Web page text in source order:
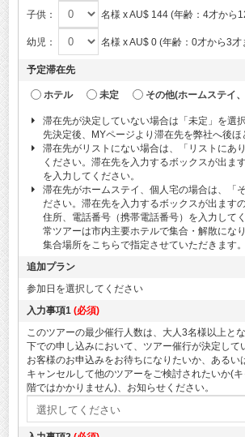
子供： 名様 x AU$ 144 (年齢：4才から
幼児： 名様 x AU$ 0 (年齢：0才から3才
予定滞在先
ホテル 未定 その他(ホームステイ
滞在先が決定していない場合は「未定」を選
先決定後、MYページより滞在先を弊社へ後ほ
滞在先がリストにない場合は、「リストにあ
ください。滞在先を入力するボックスが出ま
を入力してください。
滞在先がホームステイ、個人宅の場合は、「
ださい。滞在先を入力するボックスが出ます
住所、電話番号（携帯電話番号）を入力して
常ツアーは市内主要ホテルで集合・解散にな
集合場所をこちらで指定させていただきます。
追加プラン
参加日を選択してください
入力事項1 (必須)
このツアーの最少催行人数は、大人3名様以上と
下での申し込みにおいて、ツアー催行が決定して
お客様のお申込みをお待ちになりたいか、あるい
キャンセルして他のツアーをご検討されたいか(
階ではかかりません)、お知らせください。